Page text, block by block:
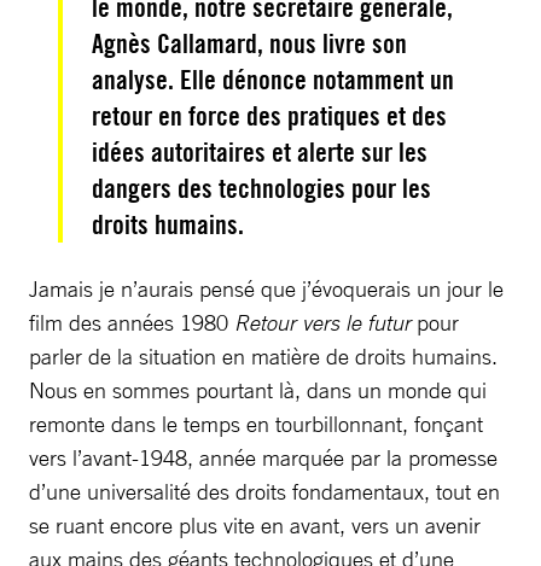
le monde, notre secrétaire générale,
Agnès Callamard, nous livre son
analyse. Elle dénonce notamment un
retour en force des pratiques et des
idées autoritaires et alerte sur les
dangers des technologies pour les
droits humains.
Jamais je n’aurais pensé que j’évoquerais un jour le
film des années 1980 Retour vers le futurpour
parler de la situation en matière de droits humains.
Nous en sommes pourtant là, dans un monde qui
remonte dans le temps en tourbillonnant, fonçant
vers l’avant-1948, année marquée par la promesse
d’une universalité des droits fondamentaux, tout en
se ruant encore plus vite en avant, vers un avenir
aux mains des géants technologiques et d’une